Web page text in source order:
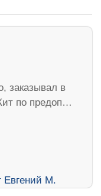
заказывал в
по предоп…